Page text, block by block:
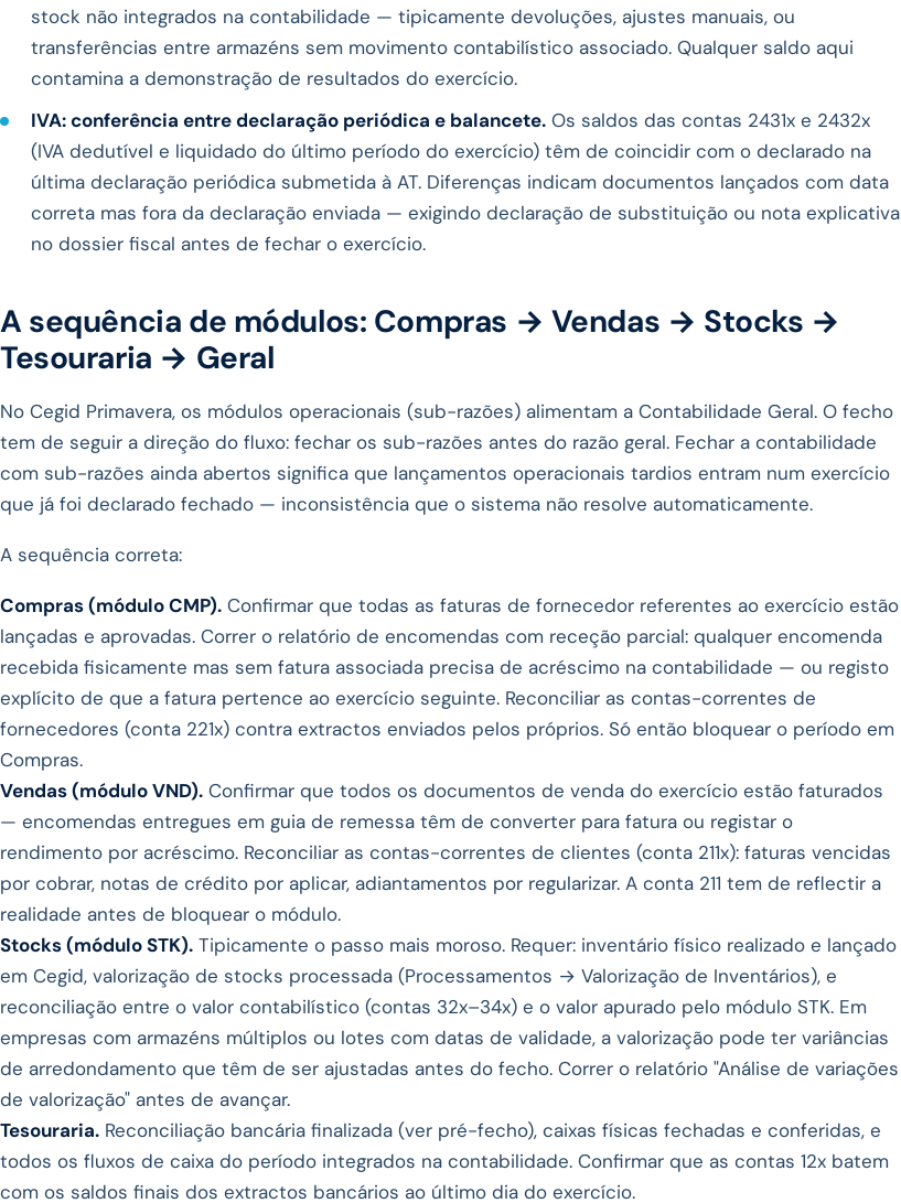
stock não integrados na contabilidade — tipicamente devoluções, ajustes manuais, ou
transferências entre armazéns sem movimento contabilístico associado. Qualquer saldo aqui
contamina a demonstração de resultados do exercício.
IVA: conferência entre declaração periódica e balancete. Os saldos das contas 2431x e 2432x
(IVA dedutível e liquidado do último período do exercício) têm de coincidir com o declarado na
última declaração periódica submetida à AT. Diferenças indicam documentos lançados com data
correta mas fora da declaração enviada — exigindo declaração de substituição ou nota explicativa
no dossier fiscal antes de fechar o exercício.
A sequência de módulos: Compras → Vendas → Stocks →
Tesouraria → Geral
No Cegid Primavera, os módulos operacionais (sub-razões) alimentam a Contabilidade Geral. O fecho
tem de seguir a direção do fluxo: fechar os sub-razões antes do razão geral. Fechar a contabilidade
com sub-razões ainda abertos significa que lançamentos operacionais tardios entram num exercício
que já foi declarado fechado — inconsistência que o sistema não resolve automaticamente.
A sequência correta:
Compras (módulo CMP). Confirmar que todas as faturas de fornecedor referentes ao exercício estão
lançadas e aprovadas. Correr o relatório de encomendas com receção parcial: qualquer encomenda
recebida fisicamente mas sem fatura associada precisa de acréscimo na contabilidade — ou registo
explícito de que a fatura pertence ao exercício seguinte. Reconciliar as contas-correntes de
fornecedores (conta 221x) contra extractos enviados pelos próprios. Só então bloquear o período em
Compras.
Vendas (módulo VND). Confirmar que todos os documentos de venda do exercício estão faturados
— encomendas entregues em guia de remessa têm de converter para fatura ou registar o
rendimento por acréscimo. Reconciliar as contas-correntes de clientes (conta 211x): faturas vencidas
por cobrar, notas de crédito por aplicar, adiantamentos por regularizar. A conta 211 tem de reflectir a
realidade antes de bloquear o módulo.
Stocks (módulo STK). Tipicamente o passo mais moroso. Requer: inventário físico realizado e lançado
em Cegid, valorização de stocks processada (Processamentos → Valorização de Inventários), e
reconciliação entre o valor contabilístico (contas 32x–34x) e o valor apurado pelo módulo STK. Em
empresas com armazéns múltiplos ou lotes com datas de validade, a valorização pode ter variâncias
de arredondamento que têm de ser ajustadas antes do fecho. Correr o relatório "Análise de variações
de valorização" antes de avançar.
Tesouraria. Reconciliação bancária finalizada (ver pré-fecho), caixas físicas fechadas e conferidas, e
todos os fluxos de caixa do período integrados na contabilidade. Confirmar que as contas 12x batem
com os saldos finais dos extractos bancários ao último dia do exercício.